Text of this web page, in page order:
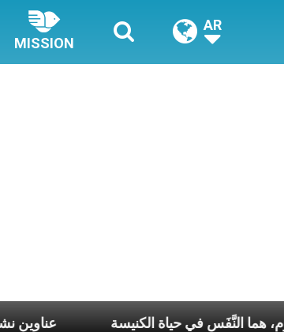
MISSION
AR
وكلّ يوم، هما النَّفَس في حياة الكنيسة